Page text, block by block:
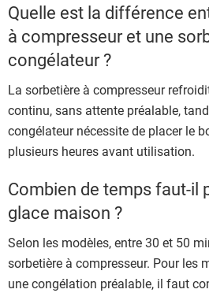
Quelle est la différence
à compresseur et une
congélateur ?
La sorbetière à compresseur
continu, sans attente préalable,
congélateur nécessite de placer le
plusieurs heures avant utilisation.
Combien de temps faut-il
glace maison ?
Selon les modèles, entre 30 et 50
sorbetière à compresseur. Pour les
une congélation préalable, il faut